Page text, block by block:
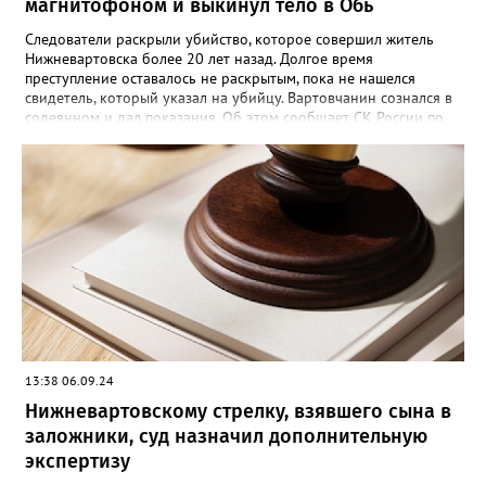
магнитофоном и выкинул тело в Обь
Следователи раскрыли убийство, которое совершил житель
Нижневартовска более 20 лет назад. Долгое время
преступление оставалось не раскрытым, пока не нашелся
свидетель, который указал на убийцу. Вартовчанин сознался в
содеянном и дал показания. Об этом сообщает СК России по
декабря 2001 года 22 летний вартовчанин находился в
квартире по улице Менделеева вместе со своим 29-летним
знакомым. Произошла ссора и мужчина нанес приятелю
множественные удары руками и кассетным магнитофоном в
голову. От полученных травм он скончался. Вартовчанин
испугался и выбросил тело в Обь. Уголовное дело с
обвинительным заключением направлено в суд для
рассмотрения. Вартовчанину грозит до пятнадцати лет
лишения свободы.
13:38 06.09.24
Нижневартовскому стрелку, взявшего сына в
заложники, суд назначил дополнительную
экспертизу